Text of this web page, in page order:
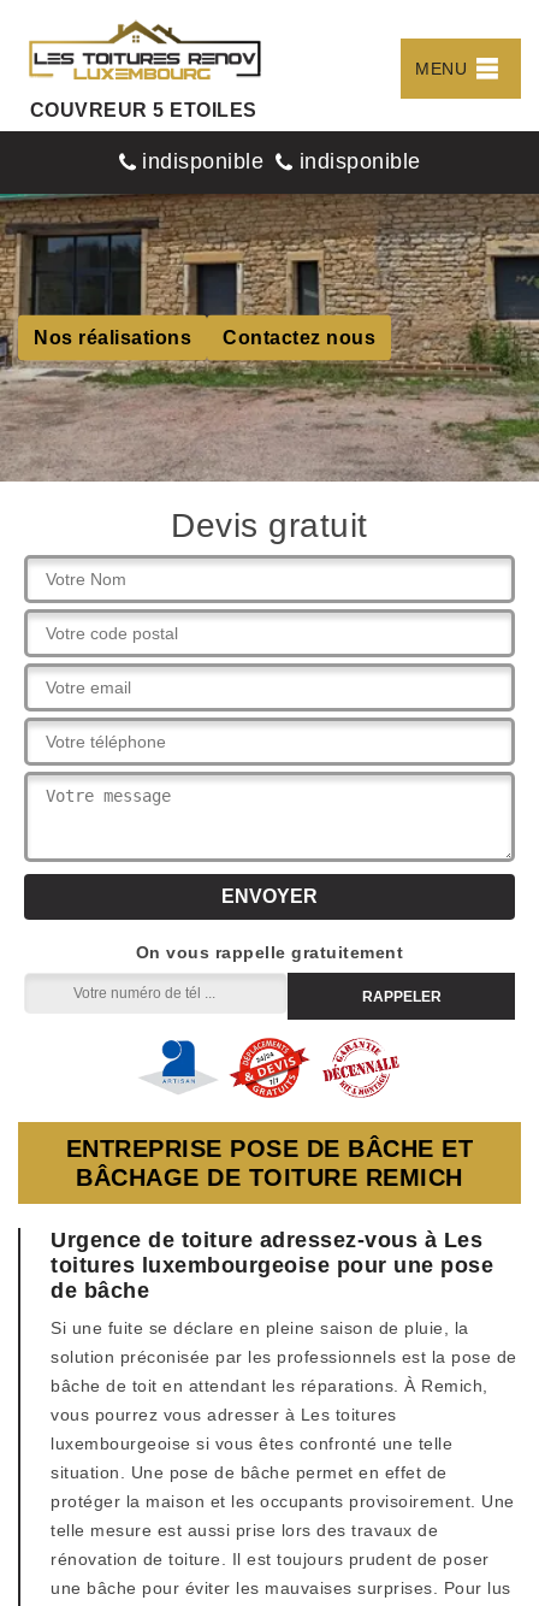
COUVREUR 5 ETOILES
MENU
indisponible indisponible
Nos réalisations Contactez nous
Devis gratuit
On vous rappelle gratuitement
ENTREPRISE POSE DE BÂCHE ET
BÂCHAGE DE TOITURE REMICH
Urgence de toiture adressez-vous à Les
toitures luxembourgeoise pour une pose
de bâche
Si une fuite se déclare en pleine saison de pluie, la
solution préconisée par les professionnels est la pose de
bâche de toit en attendant les réparations. À Remich,
vous pourrez vous adresser à Les toitures
luxembourgeoise si vous êtes confronté une telle
situation. Une pose de bâche permet en effet de
protéger la maison et les occupants provisoirement. Une
telle mesure est aussi prise lors des travaux de
rénovation de toiture. Il est toujours prudent de poser
une bâche pour éviter les mauvaises surprises. Pour lus